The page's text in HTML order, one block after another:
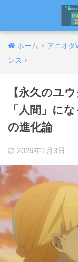
ホーム アニオタ
ンス
【永久のユ
「人間」に
の進化論
2026年1月3日